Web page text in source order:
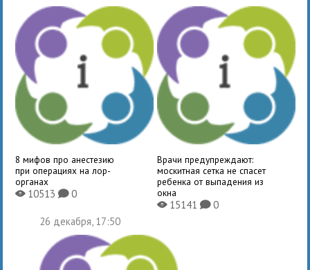
8 мифов про анестезию
при операциях на лор-
органах
X10513K0
Врачи предупреждают:
москитная сетка не спасет
ребенка от выпадения из
окна
X15141 K0
26 декабря, 17:50